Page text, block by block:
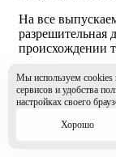
На все
разрешительная
происхождении
Компания
"ЭлеСи".
Мы используем cookies
сервисов и удобства
настройках своего
Хорошо